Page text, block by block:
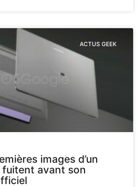
ACTUS GEEK
images d’un
avant son